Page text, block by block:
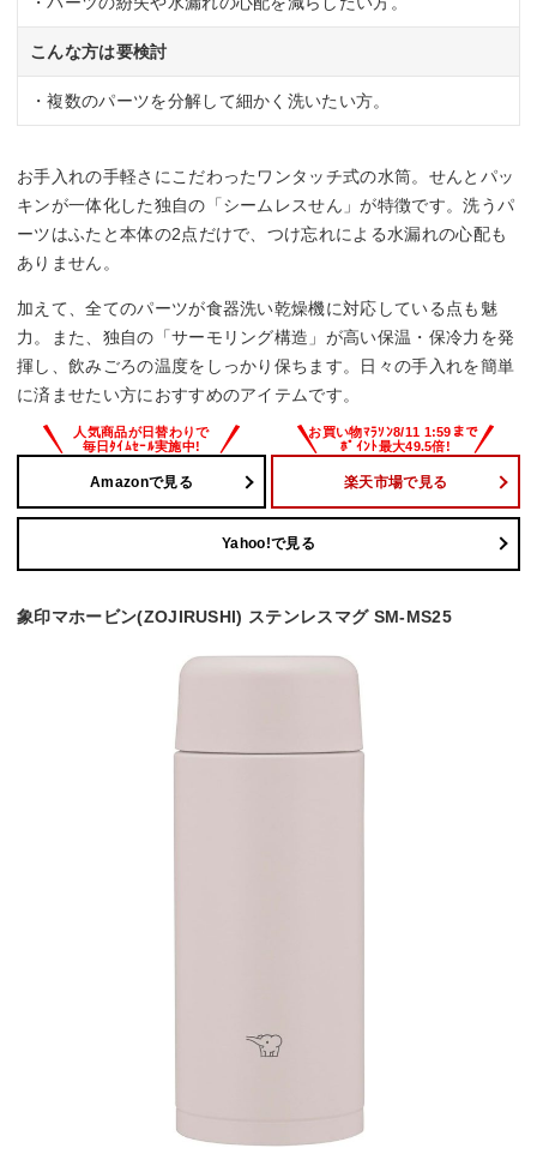
こんな方は要検討
・複数のパーツを分解して細かく洗いたい方。
お手入れの手軽さにこだわったワンタッチ式の水筒。せんとパッ
キンが一体化した独自の「シームレスせん」が特徴です。洗うパ
ーツはふたと本体の2点だけで、つけ忘れによる水漏れの心配も
ありません。
加えて、全てのパーツが食器洗い乾燥機に対応している点も魅
力。また、独自の「サーモリング構造」が高い保温・保冷力を発
揮し、飲みごろの温度をしっかり保ちます。日々の手入れを簡単
に済ませたい方におすすめのアイテムです。
Amazonで見る 楽天市場で見る
Yahoo!で見る
象印マホービン(ZOJIRUSHI) ステンレスマグ SM-MS25